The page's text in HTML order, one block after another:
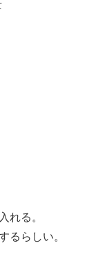
れる。
るらしい。